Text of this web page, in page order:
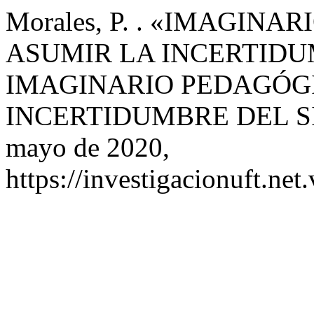
Morales, P. .
ASUMIR LA
IMAGINARIO
INCERTIDUMBRE DEL
mayo de 2020,
https://